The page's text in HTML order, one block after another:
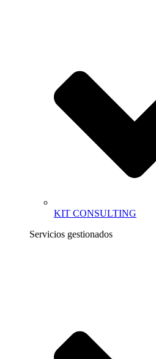
KIT CONSULTING
Servicios gestionados